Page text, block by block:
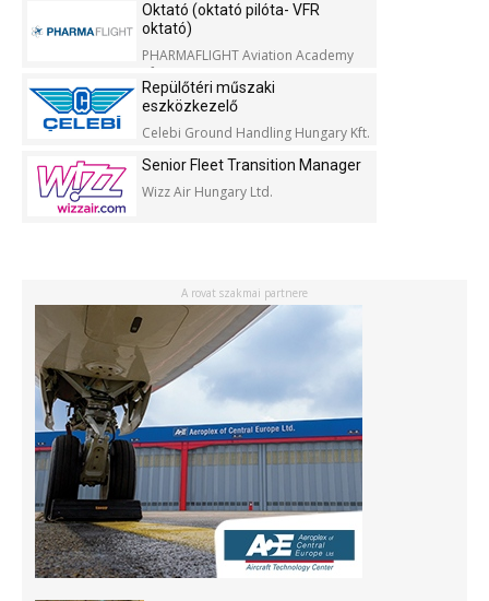
Oktató (oktató pilóta- VFR
oktató)
PHARMAFLIGHT Aviation Academy
Kft.
Repülőtéri műszaki
eszközkezelő
Celebi Ground Handling Hungary Kft.
Senior Fleet Transition Manager
Wizz Air Hungary Ltd.
A rovat szakmai partnere